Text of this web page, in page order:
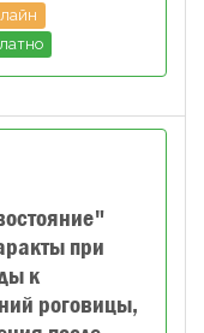
при
к
роговицы,